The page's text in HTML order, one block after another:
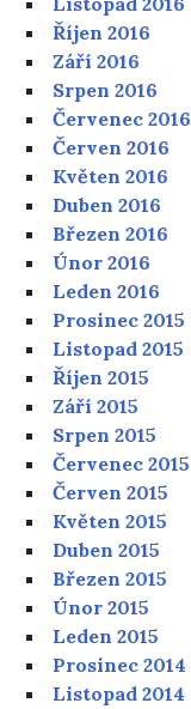
Říjen 2016
Září 2016
Srpen 2016
Červenec 2016
Červen 2016
Květen 2016
Duben 2016
Březen 2016
Únor 2016
Leden 2016
Prosinec 2015
Listopad 2015
Říjen 2015
Září 2015
Srpen 2015
Červenec 2015
Červen 2015
Květen 2015
Duben 2015
Březen 2015
Únor 2015
Leden 2015
Prosinec 2014
Listopad 2014